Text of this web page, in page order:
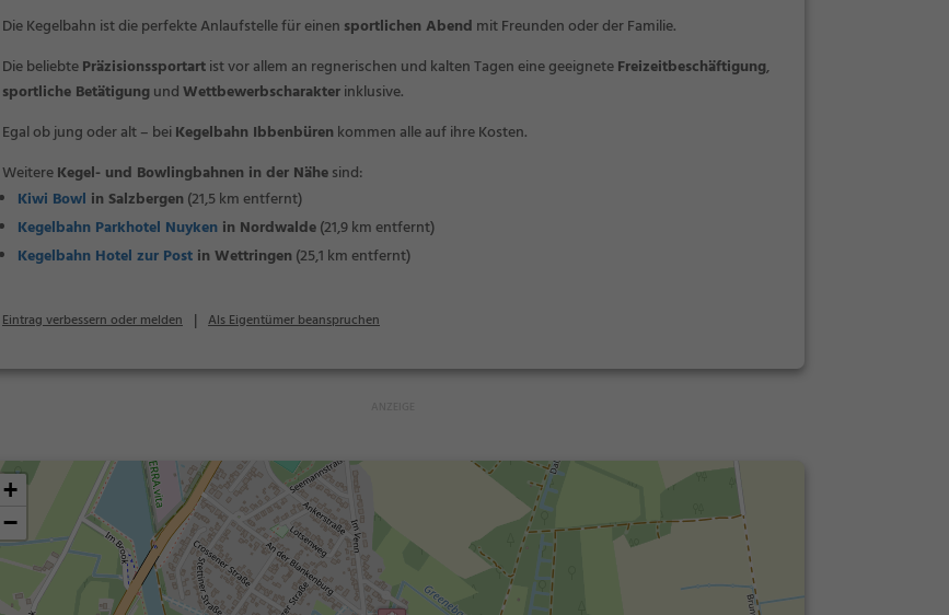
Die Kegelbahn ist die perfekte Anlaufstelle für einen sportlichen Abend mit Freunden oder der Familie.
Die beliebtePräzisionssportartist vor allem an regnerischen und kalten Tagen eine geeigneteFreizeitbeschäftigung,
sportliche BetätigungundWettbewerbscharakterinklusive.
Egal ob jung oder alt – beiKegelbahn Ibbenbüren kommen alle auf ihre Kosten.
WeitereKegel- und Bowlingbahnen in der Nähesind:
Kiwi Bowl in Salzbergen (21,5 km entfernt)
Kegelbahn Parkhotel Nuyken in Nordwalde(21,9 km entfernt)
Kegelbahn Hotel zur Post in Wettringen (25,1 km entfernt)
Eintrag verbessern oder melden | Als Eigentümer beanspruchen
+
−